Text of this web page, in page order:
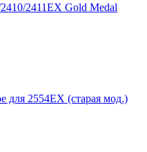
2411EX Gold Medal